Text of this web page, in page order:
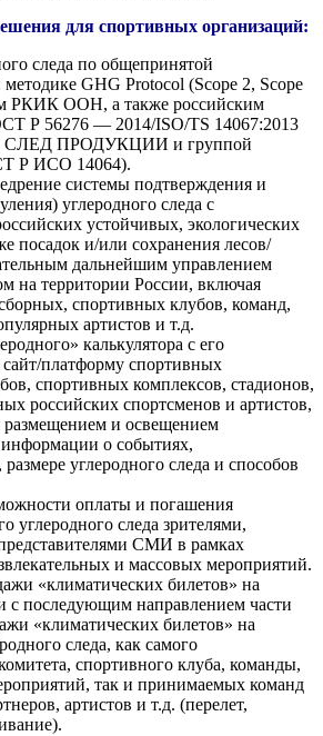
для спортивных организаций:
следа по общепринятой
GHG Protocol (Scope 2, Scope
РКИК ООН, а также российским
Р 56276 — 2014/ISO/TS 14067:2013
ПРОДУКЦИИ и группой
Р ИСО 14064).
системы подтверждения и
углеродного следа с
устойчивых, экологических
посадок и/или сохранения лесов/
дальнейшим управлением
на территории России, включая
спортивных клубов, команд,
артистов и т.д.
калькулятора с его
платформу спортивных
спортивных комплексов, стадионов,
российских спортсменов и артистов,
и освещением
информации о событиях,
углеродного следа и способов
оплаты и погашения
углеродного следа зрителями,
СМИ в рамках
и массовых мероприятий.
«климатических билетов» на
с последующим направлением части
«климатических билетов» на
следа, как самого
спортивного клуба, команды,
так и принимаемых команд
артистов и т.д. (перелет,